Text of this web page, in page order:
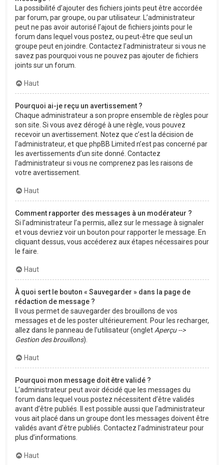
La possibilité d’ajouter des fichiers joints peut être accordée
par forum, par groupe, ou par utilisateur. L’administrateur
peut ne pas avoir autorisé l’ajout de fichiers joints pour le
forum dans lequel vous postez, ou peut-être que seul un
groupe peut en joindre. Contactez l’administrateur si vous ne
savez pas pourquoi vous ne pouvez pas ajouter de fichiers
joints sur un forum.
Haut
Pourquoi ai-je reçu un avertissement ?
Chaque administrateur a son propre ensemble de règles pour
son site. Si vous avez dérogé à une règle, vous pouvez
recevoir un avertissement. Notez que c’est la décision de
l’administrateur, et que phpBB Limited n’est pas concerné par
les avertissements d’un site donné. Contactez
l’administrateur si vous ne comprenez pas les raisons de
votre avertissement.
Haut
Comment rapporter des messages à un modérateur ?
Si l’administrateur l’a permis, allez sur le message à signaler
et vous devriez voir un bouton pour rapporter le message. En
cliquant dessus, vous accéderez aux étapes nécessaires pour
le faire.
Haut
À quoi sert le bouton « Sauvegarder » dans la page de
rédaction de message ?
Il vous permet de sauvegarder des brouillons de vos
messages et de les poster ultérieurement. Pour les recharger,
allez dans le panneau de l’utilisateur (onglet Aperçu -->
Gestion des brouillons).
Haut
Pourquoi mon message doit être validé ?
L’administrateur peut avoir décidé que les messages du
forum dans lequel vous postez nécessitent d’être validés
avant d’être publiés. Il est possible aussi que l’administrateur
vous ait placé dans un groupe dont les messages doivent être
validés avant d’être publiés. Contactez l’administrateur pour
plus d’informations.
Haut